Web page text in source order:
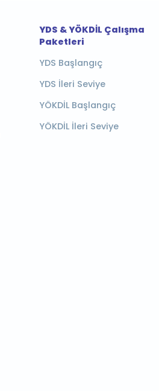
YDS & YÖKDİL Çalışma
Paketleri
YDS Başlangıç
YDS İleri Seviye
YÖKDİL Başlangıç
YÖKDİL İleri Seviye